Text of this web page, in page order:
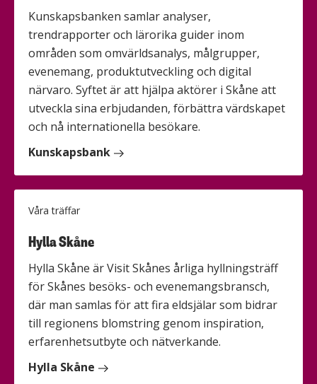
Kunskapsbanken samlar analyser,
trendrapporter och lärorika guider inom
områden som omvärldsanalys, målgrupper,
evenemang, produktutveckling och digital
närvaro. Syftet är att hjälpa aktörer i Skåne att
utveckla sina erbjudanden, förbättra värdskapet
och nå internationella besökare.
Kunskapsbank
Våra träffar
Hylla Skåne
Hylla Skåne är Visit Skånes årliga hyllningsträff
för Skånes besöks- och evenemangsbransch,
där man samlas för att fira eldsjälar som bidrar
till regionens blomstring genom inspiration,
erfarenhetsutbyte och nätverkande.
Hylla Skåne